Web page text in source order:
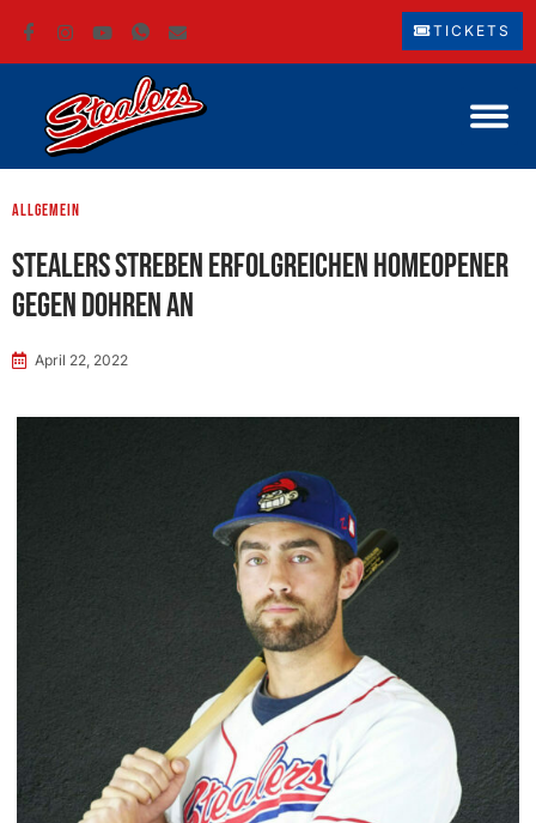
TICKETS
Allgemein
Stealers streben erfolgreichen Homeopener
gegen Dohren an
April 22, 2022